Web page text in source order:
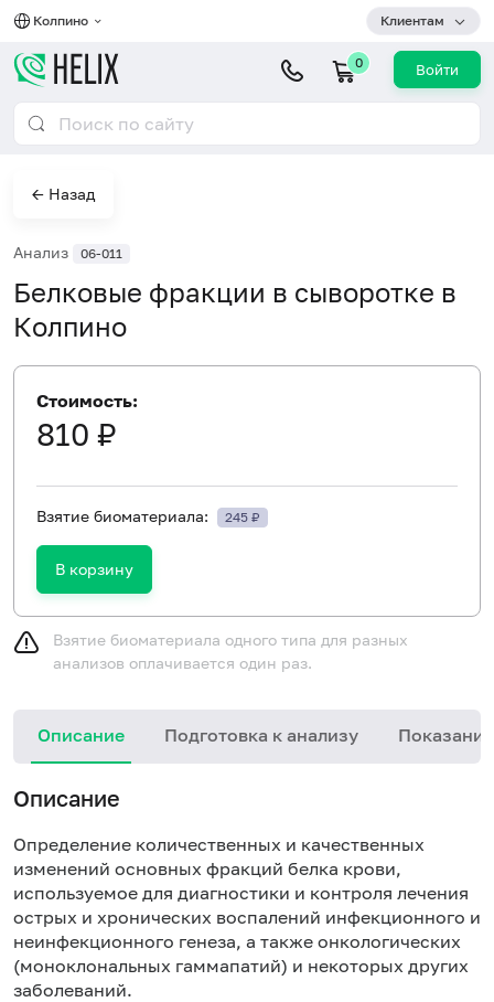
Колпино Клиентам
0 Войти
← Назад
Анализ 06-011
Белковые фракции в сыворотке в
Колпино
Стоимость:
810 ₽
Взятие биоматериала: 245 ₽
В корзину
Взятие биоматериала одного типа для разных
анализов оплачивается один раз.
Описание Подготовка к анализу
Описание
Определение количественных и качественных
изменений основных фракций белка крови,
используемое для диагностики и контроля лечения
острых и хронических воспалений инфекционного и
неинфекционного генеза, а также онкологических
(моноклональных гаммапатий) и некоторых других
заболеваний.